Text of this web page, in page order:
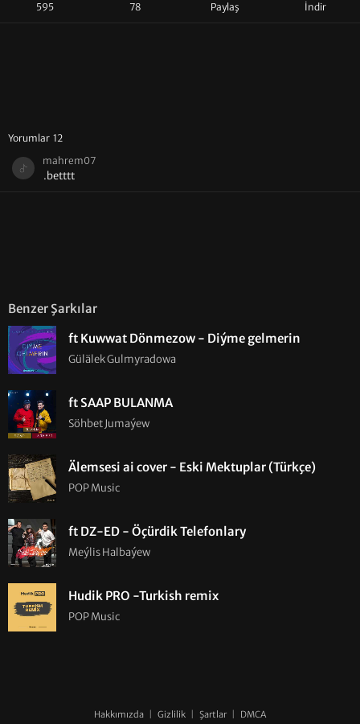
595 78 Paylaş İndir
Yorumlar 12
mahrem07
.betttt
Benzer Şarkılar
ft Kuwwat Dönmezow - Diýme gelmerin
Gülälek Gulmyradowa
ft SAAP BULANMA
Söhbet Jumaýew
Älemsesi ai cover - Eski Mektuplar (Türkçe)
POP Music
ft DZ-ED - Öçürdik Telefonlary
Meýlis Halbaýew
Hudik PRO -Turkish remix
POP Music
Hakkımızda Gizlilik Şartlar DMCA